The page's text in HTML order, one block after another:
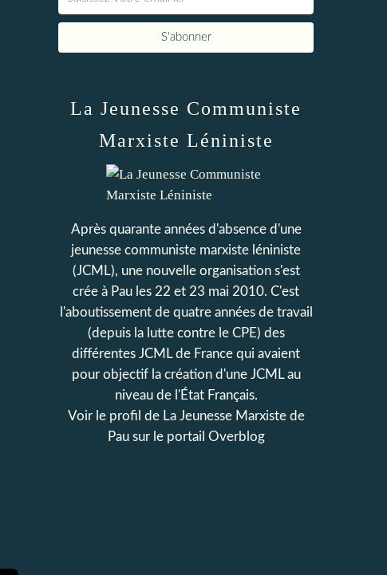
La Jeunesse Communiste
Marxiste Léniniste
Après quarante années d'absence d'une
jeunesse communiste marxiste léniniste
(JCML), une nouvelle organisation s'est
crée à Pau les 22 et 23 mai 2010. C'est
l'aboutissement de quatre années de travail
(depuis la lutte contre le CPE) des
différentes JCML de France qui avaient
pour objectif la création d'une JCML au
niveau de l'État Français.
Voir le profil de La Jeunesse Marxiste de
Pausur le portail Overblog